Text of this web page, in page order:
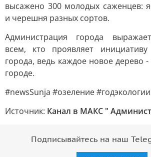
высажено 300 молодых саженцев:
и черешня разных сортов.
Администрация города
всем, кто проявляет
города, ведь каждое новое дерево
городе.
#newsSunja #озеление #годэкологии
Источник: Канал в МАКС "
Подписывайтесь на наш